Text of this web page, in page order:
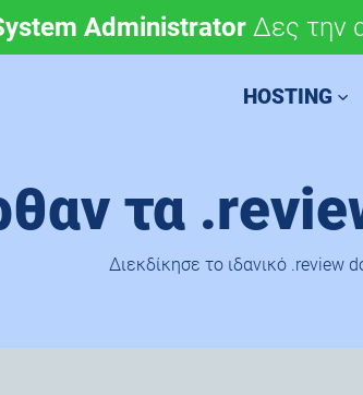
Administrator Δες την
μόνο 4,90 €/έτος. Χάραξε
HOSTING
τα
Διεκδίκησε το ιδανικό .review